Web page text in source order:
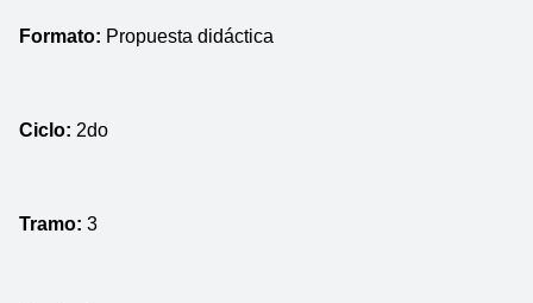
Formato: Propuesta didáctica
Ciclo: 2do
Tramo: 3